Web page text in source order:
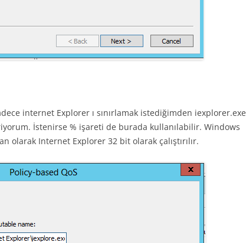
internet Explorer ı sınırlamak istediğimden iexplorer.exe
İstenirse % işareti de burada kullanılabilir. Windows
olarak Internet Explorer 32 bit olarak çalıştırılır.